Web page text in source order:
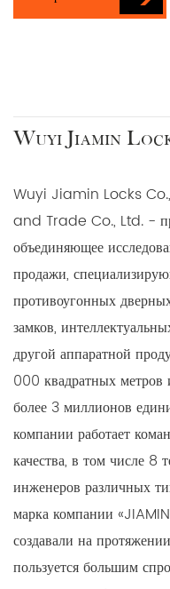
Wuyi Jiamin
Wuyi Jiamin Locks
and Trade Co., Ltd. -
объединяющее
продажи,
противоугонных
замков,
другой аппаратной
000 квадратных метров
более 3 миллионов
компании работает
качества, в том числе 8
инженеров различных
марка компании
создавали на
пользуется большим